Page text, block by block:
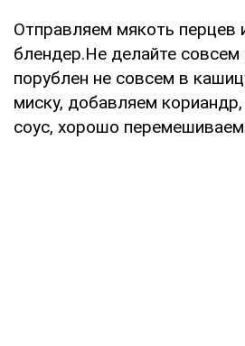
Отправляем мякоть перцев
блендер.Не делайте
порублен не совсем в
миску, добавляем
соус, хорошо